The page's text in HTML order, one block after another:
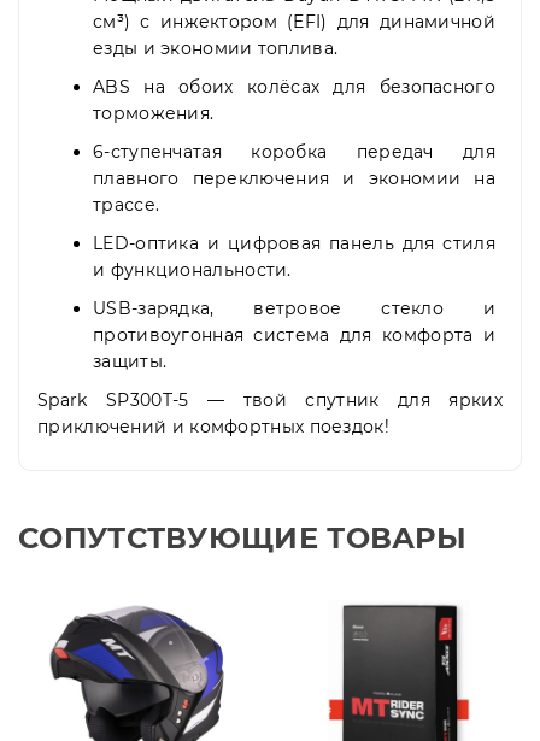
см³) с инжектором (EFI) для динамичной
езды и экономии топлива.
ABS на обоих колёсах для безопасного
торможения.
6-ступенчатая коробка передач для
плавного переключения и экономии на
трассе.
LED-оптика и цифровая панель для стиля
и функциональности.
USB-зарядка, ветровое стекло и
противоугонная система для комфорта и
защиты.
Spark SP300T-5 — твой спутник для ярких
приключений и комфортных поездок!
СОПУТСТВУЮЩИЕ ТОВАРЫ